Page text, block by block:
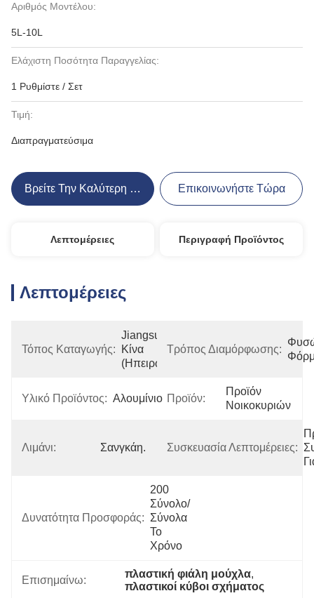
Αριθμός Μοντέλου:
5L-10L
Ελάχιστη Ποσότητα Παραγγελίας:
1 Ρυθμίστε / Σετ
Τιμή:
Διαπραγματεύσιμα
Βρείτε Την Καλύτερη Τιμή Επικοινωνήστε Τώρα
Λεπτομέρειες Περιγραφή Προϊόντος
Λεπτομέρειες
Τόπος Καταγωγής:
Jiangsu,
Κίνα
(Ηπειρωτική)
Τρόπος Διαμόρφωσης:
Υλικό Προϊόντος: Αλουμίνιο Προϊόν:
Προϊόν
Νοικοκυριών
Λιμάνι: Σανγκάη. Συσκευασία Λεπτομέρειες:
Δυνατότητα Προσφοράς:
200
Σύνολο/
Σύνολα
Το
Χρόνο
Επισημαίνω:
πλαστική φιάλη μούχλα,
πλαστικοί κύβοι σχήματος